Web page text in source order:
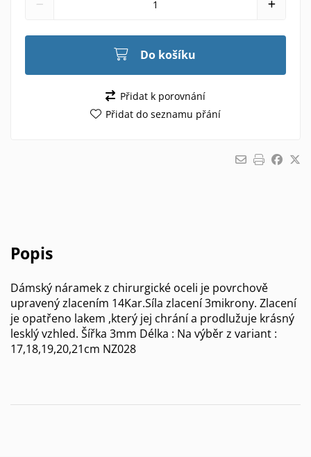
Do košíku
Přidat k porovnání
Přidat do seznamu přání
Popis
Dámský náramek z chirurgické oceli je povrchově
upravený zlacením 14Kar.Síla zlacení 3mikrony. Zlacení
je opatřeno lakem ,který jej chrání a prodlužuje krásný
lesklý vzhled. Šířka 3mm Délka : Na výběr z variant :
17,18,19,20,21cm NZ028